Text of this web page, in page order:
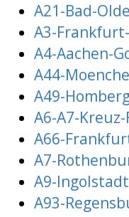
A21-Bad-
A3-
A4-Aachen-
A44-
A49-
A6-A7-
A66-
A7-
A9-Ingolstadt
A93-